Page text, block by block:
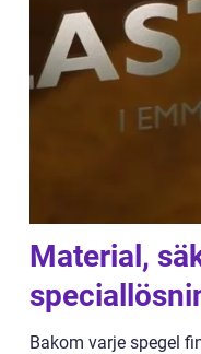
Material,
Bakom varje spegel